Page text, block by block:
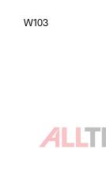
W103